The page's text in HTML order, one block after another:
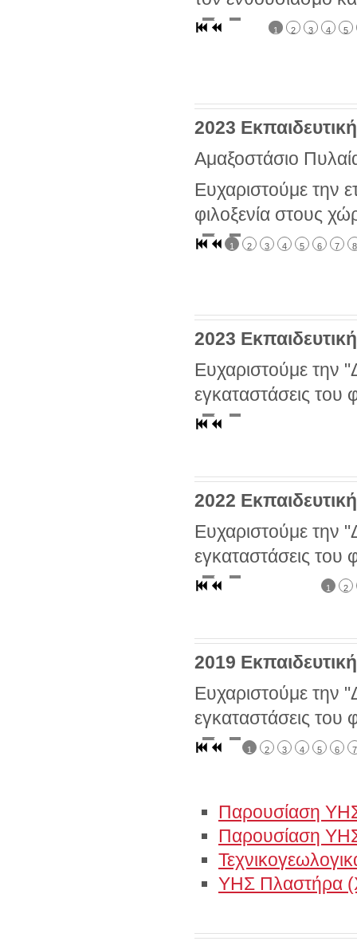
1 2 3 4 5
2023
Αμαξοστάσιο
Ευχαριστούμε την
φιλοξενία στους
1 2 3 4 5 6 7 8
2023
Ευχαριστούμε την
εγκαταστάσεις του
2022
Ευχαριστούμε την
εγκαταστάσεις του
1 2
2019
Ευχαριστούμε την
εγκαταστάσεις του
1 2 3 4 5 6 7
Παρουσίαση
Παρουσίαση
ΥΗΣ Πλαστήρα